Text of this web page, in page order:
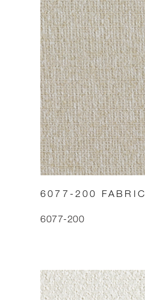
6077-200 FABRIC
6077-200